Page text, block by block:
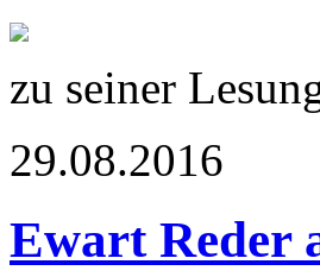
zu seiner
29.08.2016
Ewart Reder